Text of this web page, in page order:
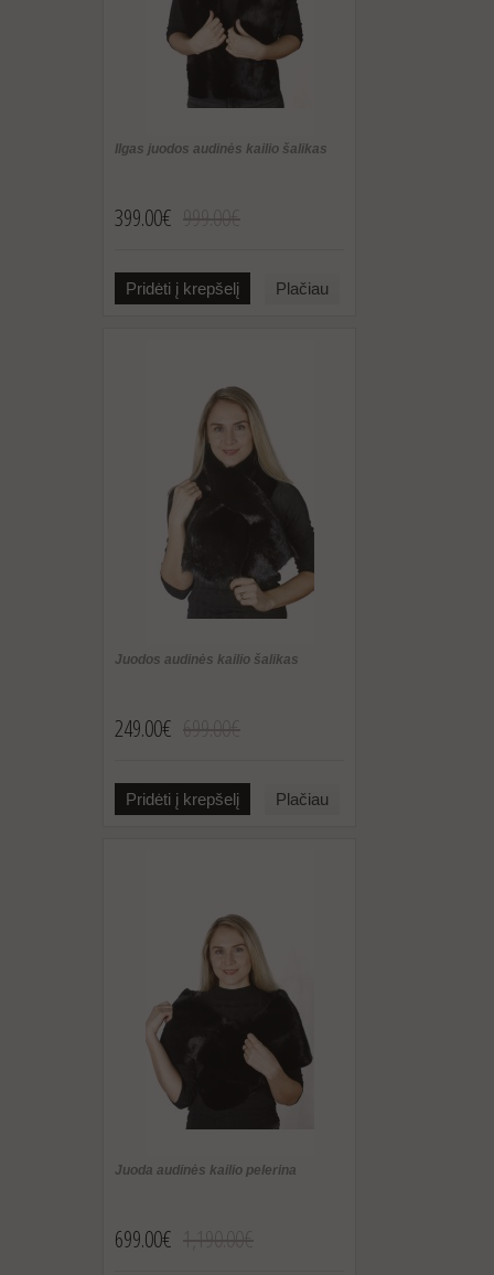
Ilgas juodos audinės kailio šalikas
399.00€
Pridėti į krepšelį Plačiau
Juodos audinės kailio šalikas
249.00€
Pridėti į krepšelį Plačiau
Juoda audinės kailio pelerina
699.00€